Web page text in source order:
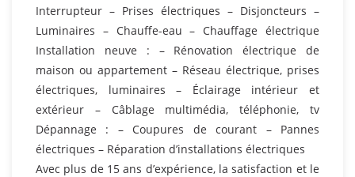
Interrupteur – Prises électriques – Disjoncteurs –
Luminaires – Chauffe-eau – Chauffage électrique
Installation neuve : – Rénovation électrique de
maison ou appartement – Réseau électrique, prises
électriques, luminaires – Éclairage intérieur et
extérieur – Câblage multimédia, téléphonie, tv
Dépannage : – Coupures de courant – Pannes
électriques – Réparation d’installations électriques
Avec plus de 15 ans d’expérience, la satisfaction et le